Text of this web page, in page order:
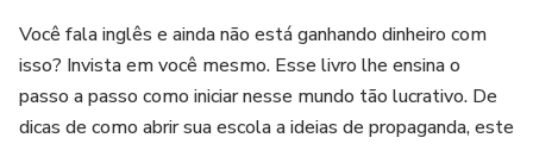
Você fala inglês e ainda não está ganhando dinheiro com
isso? Invista em você mesmo. Esse livro lhe ensina o
passo a passo como iniciar nesse mundo tão lucrativo. De
dicas de como abrir sua escola a ideias de propaganda, este